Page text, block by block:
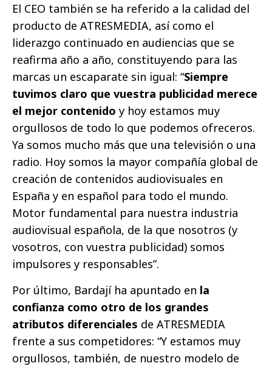
El CEO también se ha referido a la calidad del
producto de ATRESMEDIA, así como el
liderazgo continuado en audiencias que se
reafirma año a año, constituyendo para las
marcas un escaparate sin igual: “Siempre
tuvimos claro que vuestra publicidad merece
el mejor contenido y hoy estamos muy
orgullosos de todo lo que podemos ofreceros.
Ya somos mucho más que una televisión o una
radio. Hoy somos la mayor compañía global de
creación de contenidos audiovisuales en
España y en español para todo el mundo.
Motor fundamental para nuestra industria
audiovisual española, de la que nosotros (y
vosotros, con vuestra publicidad) somos
impulsores y responsables”.
Por último, Bardají ha apuntado en la
confianza como otro de los grandes
atributos diferenciales de ATRESMEDIA
frente a sus competidores: “Y estamos muy
orgullosos, también, de nuestro modelo de